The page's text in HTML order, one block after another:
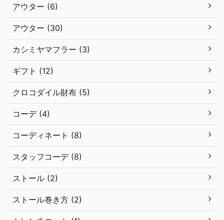
アウター (6)
アウター (30)
カシミヤマフラー (3)
ギフト (12)
クロコダイル財布 (5)
コーデ (4)
コーディネート (8)
スタッフコーデ (8)
ストール (2)
ストール巻き方 (2)